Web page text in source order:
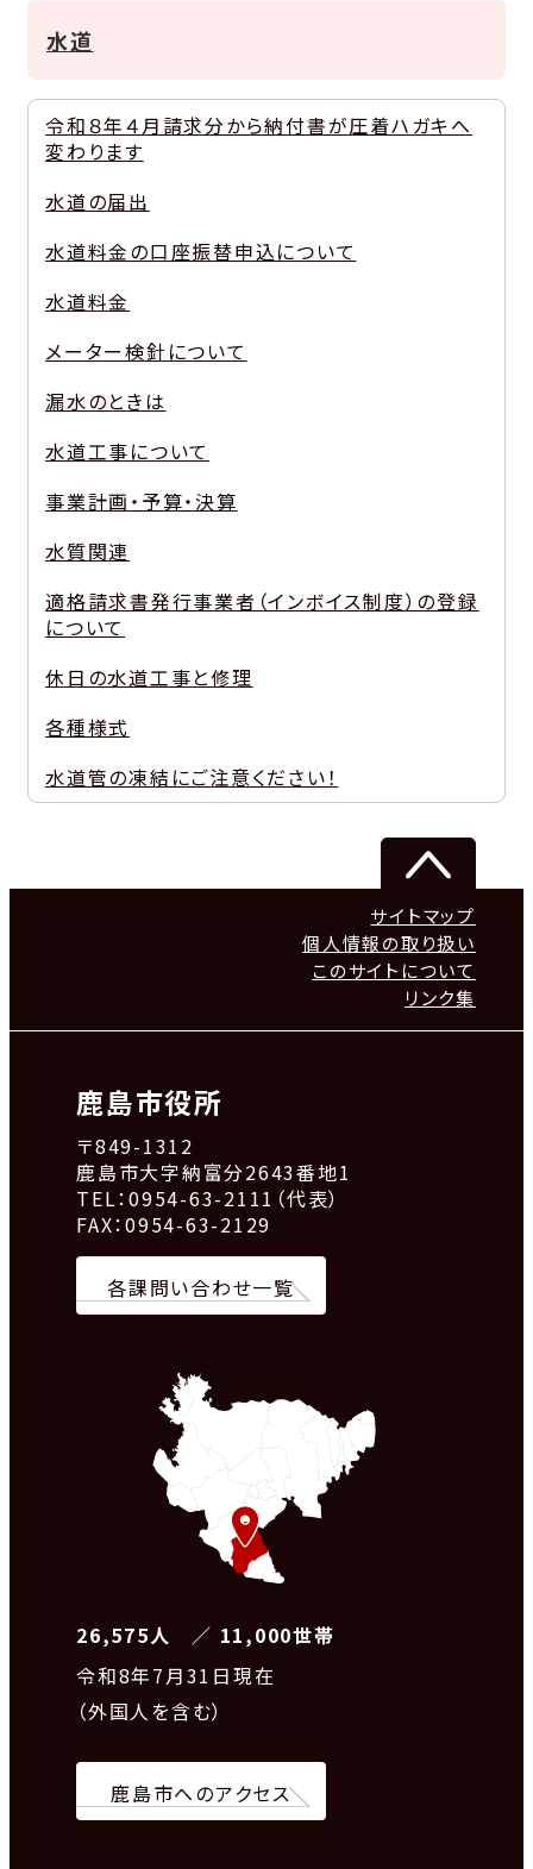
水道
令和８年４月請求分から納付書が圧着ハガキへ
変わります
水道の届出
水道料金の口座振替申込について
水道料金
メーター検針について
漏水のときは
水道工事について
事業計画・予算・決算
水質関連
適格請求書発行事業者（インボイス制度）の登録
について
休日の水道工事と修理
各種様式
水道管の凍結にご注意ください！
サイトマップ
個人情報の取り扱い
このサイトについて
リンク集
鹿島市役所
〒849-1312
鹿島市大字納富分2643番地1
TEL：0954-63-2111（代表）
FAX：0954-63-2129
各課問い合わせ一覧
26,575人 ／ 11,000世帯
令和8年7月31日現在
（外国人を含む）
鹿島市へのアクセス